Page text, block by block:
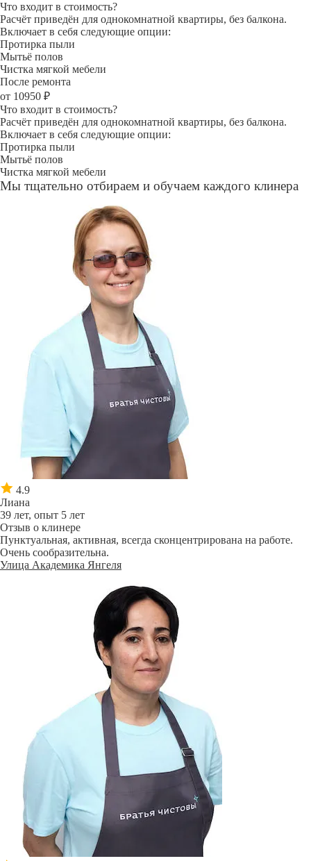
Что входит в стоимость?
Расчёт приведён для однокомнатной квартиры, без балкона.
Включает в себя следующие опции:
Протирка пыли
Мытьё полов
Чистка мягкой мебели
После ремонта
от 10950 ₽
Что входит в стоимость?
Расчёт приведён для однокомнатной квартиры, без балкона.
Включает в себя следующие опции:
Протирка пыли
Мытьё полов
Чистка мягкой мебели
Мы тщательно отбираем и обучаем каждого клинера
4.9
Лиана
39 лет, опыт 5 лет
Отзыв о клинере
Пунктуальная, активная, всегда сконцентрирована на работе.
Очень сообразительна.
Улица Академика Янгеля